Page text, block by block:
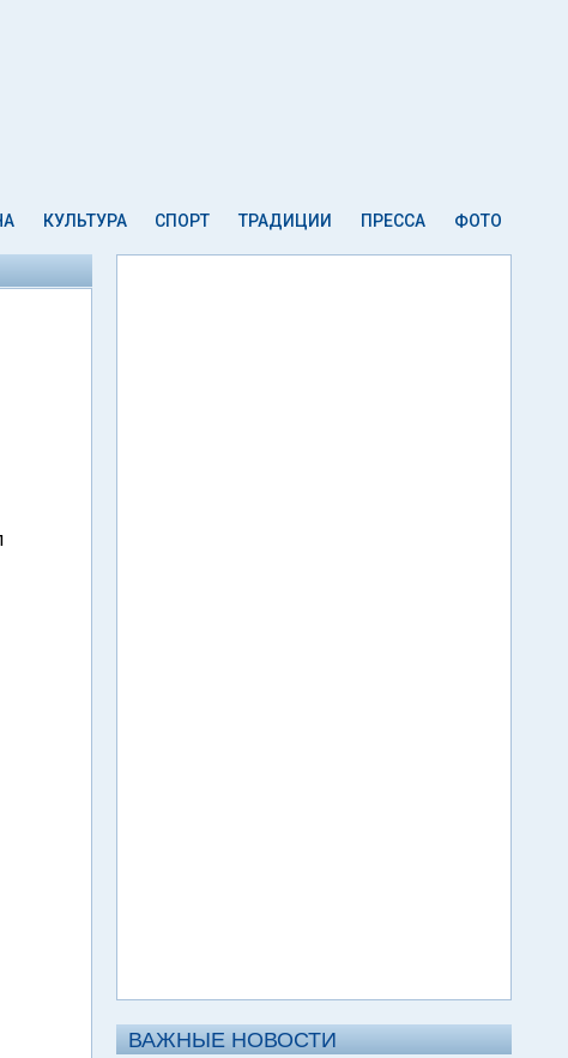
КУЛЬТУРА СПОРТ ТРАДИЦИИ ПРЕССА ФОТО
ВАЖНЫЕ НОВОСТИ